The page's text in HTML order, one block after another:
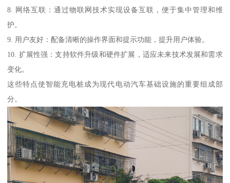
8. 网络互联：通过物联网技术实现设备互联，便于集中管理和维
护。
9. 用户友好：配备清晰的操作界面和提示功能，提升用户体验。
10. 扩展性强：支持软件升级和硬件扩展，适应未来技术发展和需求
变化。
这些特点使智能充电桩成为现代电动汽车基础设施的重要组成部
分。